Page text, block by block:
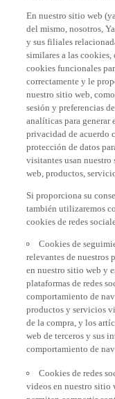
del mismo, nosotros,
y sus filiales
similares a las cookies,
cookies funcionales
correctamente y le
nuestro sitio web,
sesión y preferencias
analíticas para generar
privacidad de acuerdo
protección de datos
visitantes usan nuestro
web, productos,
también utilizaremos
relevantes de nuestros
en nuestro sitio web y
plataformas de redes
comportamiento de
productos y servicios
de la compra, y los
web de terceros y sus
comportamiento de
videos en nuestro
permiten compartir